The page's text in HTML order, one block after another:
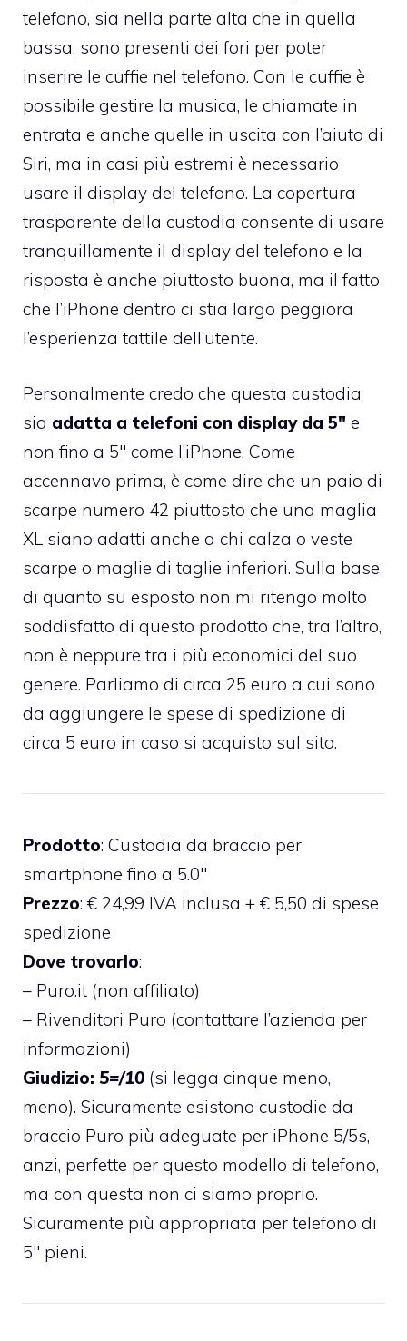
telefono, sia nella parte alta che in quella
bassa, sono presenti dei fori per poter
inserire le cuffie nel telefono. Con le cuffie è
possibile gestire la musica, le chiamate in
entrata e anche quelle in uscita con l’aiuto di
Siri, ma in casi più estremi è necessario
usare il display del telefono. La copertura
trasparente della custodia consente di usare
tranquillamente il display del telefono e la
risposta è anche piuttosto buona, ma il fatto
che l’iPhone dentro ci stia largo peggiora
l’esperienza tattile dell’utente.
Personalmente credo che questa custodia
sia adatta a telefoni con display da 5″ e
non fino a 5″ come l’iPhone. Come
accennavo prima, è come dire che un paio di
scarpe numero 42 piuttosto che una maglia
XL siano adatti anche a chi calza o veste
scarpe o maglie di taglie inferiori. Sulla base
di quanto su esposto non mi ritengo molto
soddisfatto di questo prodotto che, tra l’altro,
non è neppure tra i più economici del suo
genere. Parliamo di circa 25 euro a cui sono
da aggiungere le spese di spedizione di
circa 5 euro in caso si acquisto sul sito.
Prodotto: Custodia da braccio per
smartphone fino a 5.0″
Prezzo: € 24,99 IVA inclusa + € 5,50 di spese
spedizione
Dove trovarlo:
– Puro.it (non affiliato)
– Rivenditori Puro (contattare l’azienda per
informazioni)
Giudizio: 5=/10 (si legga cinque meno,
meno). Sicuramente esistono custodie da
braccio Puro più adeguate per iPhone 5/5s,
anzi, perfette per questo modello di telefono,
ma con questa non ci siamo proprio.
Sicuramente più appropriata per telefono di
5″ pieni.